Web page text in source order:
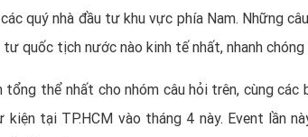
quý nhà đầu tư khu vực phía Nam. Những
quốc tịch nước nào kinh tế nhất, nhanh chóng
thể nhất cho nhóm câu hỏi trên, cùng các
tại TP.HCM vào tháng 4 này. Event lần